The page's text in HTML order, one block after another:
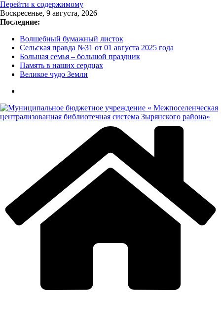
Перейти к содержимому
Воскресенье, 9 августа, 2026
Последние:
Волшебный бумажный листок
Сельская правда №31 от 01 августа 2025 года
Большая семья – большой праздник
Память в наших сердцах
Великое чудо Земли